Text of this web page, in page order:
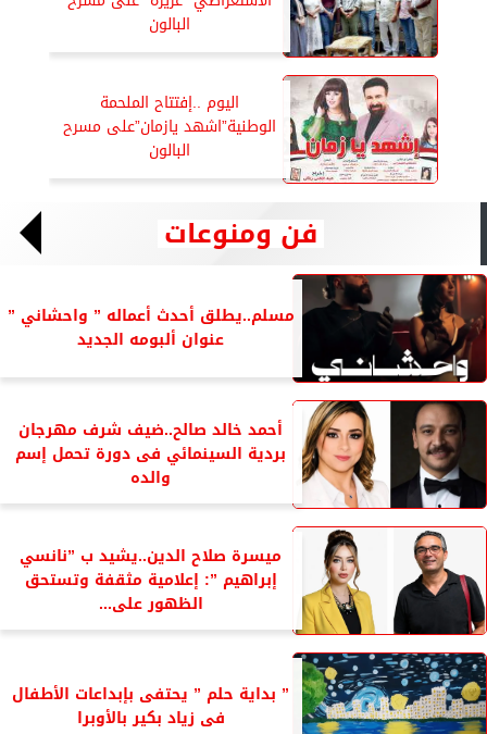
البالون
اليوم ..إفتتاح الملحمة
الوطنية”اشهد يازمان”على مسرح
البالون
فن ومنوعات
مسلم..يطلق أحدث أعماله ” واحشاني ”
عنوان ألبومه الجديد
أحمد خالد صالح..ضيف شرف مهرجان
بردية السينمائي فى دورة تحمل إسم
والده
ميسرة صلاح الدين..يشيد ب ”نانسي
إبراهيم ”: إعلامية مثقفة وتستحق
الظهور على...
” بداية حلم ” يحتفى بإبداعات الأطفال
فى زياد بكير بالأوبرا